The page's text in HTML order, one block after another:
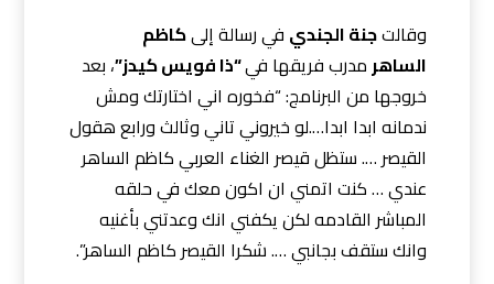
وقالتجنة الجندي في رسالة إلىكاظم
الساهرمدرب فريقها في“ذا فويس كيدز”، بعد
خروجها من البرنامج: “فخوره اني اختارتك ومش
ندمانه ابدا ابدا….لو خيروني تاني وثالث ورابع هقول
القيصر …. ستظل قيصر الغناء العربي كاظم الساهر
عندي … كنت اتمني ان اكون معك في حلقه
المباشر القادمه لكن يكفني انك وعدتني بأغنيه
وانك ستقف بجانبي …. شكرا القيصر كاظم الساهر”.